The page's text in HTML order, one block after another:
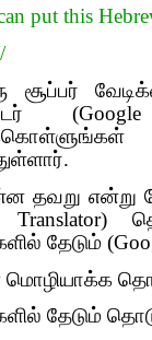
put this
சூப்பர்
தவறு என்று
தேடும்
மொழியாக்க
தேடும்